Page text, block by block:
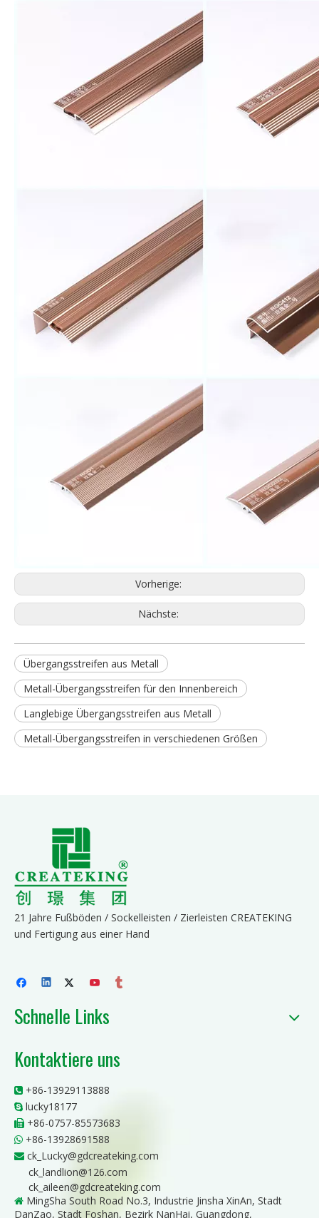
Vorherige:
Nächste:
Übergangsstreifen aus Metall
Metall-Übergangsstreifen für den Innenbereich
Langlebige Übergangsstreifen aus Metall
Metall-Übergangsstreifen in verschiedenen Größen
21 Jahre Fußböden / Sockelleisten / Zierleisten CREATEKING
und Fertigung aus einer Hand
Schnelle Links
Kontaktiere uns
 +86-13929113888
 lucky18177
 +86-0757-85573683
 +86-13928691588
 ck_Lucky@gdcreateking.com
ck_landlion@126.com
ck_aileen@gdcreateking.com
 MingSha South Road No.3, Industrie Jinsha XinAn, Stadt
DanZao, Stadt Foshan, Bezirk NanHai, Guangdong,